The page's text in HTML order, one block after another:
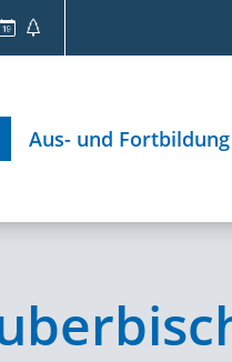
Aus- und Fortbildung